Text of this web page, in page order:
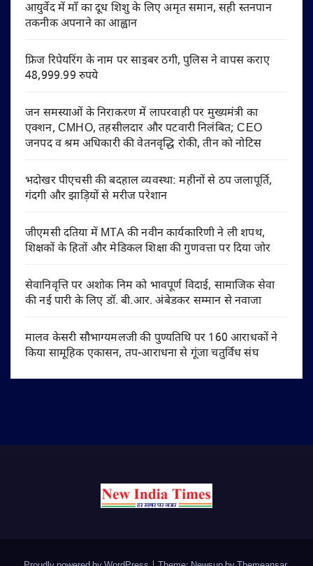
आयुर्वेद में माँ का दूध शिशु के लिए अमृत समान, सही स्तनपान
तकनीक अपनाने का आह्वान
फ्रिज रिपेयरिंग के नाम पर साइबर ठगी, पुलिस ने वापस कराए
48,999.99 रुपये
जन समस्याओं के निराकरण में लापरवाही पर मुख्यमंत्री का
एक्शन, CMHO, तहसीलदार और पटवारी निलंबित; CEO
जनपद व श्रम अधिकारी की वेतनवृद्धि रोकी, तीन को नोटिस
भदोखर पीएचसी की बदहाल व्यवस्था: महीनों से ठप जलापूर्ति,
गंदगी और झाड़ियों से मरीज परेशान
जीएमसी दतिया में MTA की नवीन कार्यकारिणी ने ली शपथ,
शिक्षकों के हितों और मेडिकल शिक्षा की गुणवत्ता पर दिया जोर
सेवानिवृत्ति पर अशोक निम को भावपूर्ण विदाई, सामाजिक सेवा
की नई पारी के लिए डॉ. बी.आर. अंबेडकर सम्मान से नवाजा
मालव केसरी सौभाग्यमलजी की पुण्यतिथि पर 160 आराधकों ने
किया सामूहिक एकासन, तप-आराधना से गूंजा चतुर्विध संघ